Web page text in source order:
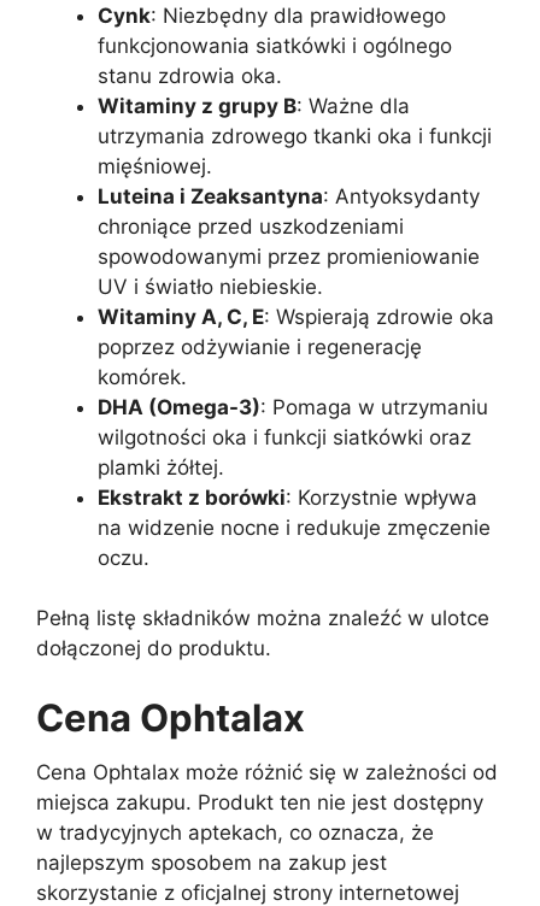
Cynk: Niezbędny dla prawidłowego
funkcjonowania siatkówki i ogólnego
stanu zdrowia oka.
Witaminy z grupy B: Ważne dla
utrzymania zdrowego tkanki oka i funkcji
mięśniowej.
Luteina i Zeaksantyna: Antyoksydanty
chroniące przed uszkodzeniami
spowodowanymi przez promieniowanie
UV i światło niebieskie.
Witaminy A, C, E: Wspierają zdrowie oka
poprzez odżywianie i regenerację
komórek.
DHA (Omega-3): Pomaga w utrzymaniu
wilgotności oka i funkcji siatkówki oraz
plamki żółtej.
Ekstrakt z borówki: Korzystnie wpływa
na widzenie nocne i redukuje zmęczenie
oczu.
Pełną listę składników można znaleźć w ulotce
dołączonej do produktu.
Cena Ophtalax
Cena Ophtalax może różnić się w zależności od
miejsca zakupu. Produkt ten nie jest dostępny
w tradycyjnych aptekach, co oznacza, że
najlepszym sposobem na zakup jest
skorzystanie z oficjalnej strony internetowej